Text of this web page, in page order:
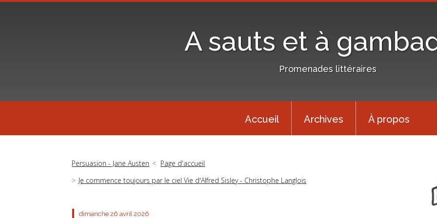
A sauts et à
Promenades littéraires
Accueil Archives À propos
Persuasion - Jane Austen
Page d'accueil
Je commence toujours par le ciel Vie d'Alfred Sisley - Christophe Langlois
dimanche 26 avril 2026